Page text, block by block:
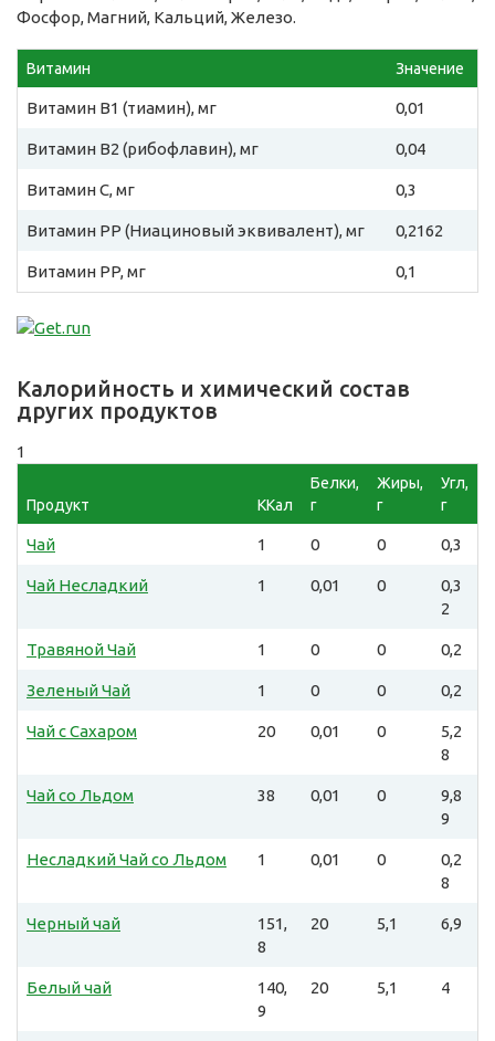
Фосфор, Магний, Кальций, Железо.
Витамин Значение
Витамин B1 (тиамин), мг 0,01
Витамин B2 (рибофлавин), мг 0,04
Витамин C, мг 0,3
Витамин PP (Ниациновый эквивалент), мг 0,2162
Витамин PP, мг 0,1
Калорийность и химический состав
других продуктов
1
Продукт ККал
Белки,
г
Жиры,
г
Угл,
г
Чай 1 0 0 0,3
Чай Несладкий 1 0,01 0
0,3
2
Травяной Чай 1 0 0 0,2
Зеленый Чай 1 0 0 0,2
Чай с Сахаром 20 0,01 0
5,2
8
Чай со Льдом 38 0,01 0
9,8
9
Несладкий Чай со Льдом 1 0,01 0
0,2
8
Черный чай
151,
8
20 5,1 6,9
Белый чай
140,
9
20 5,1 4